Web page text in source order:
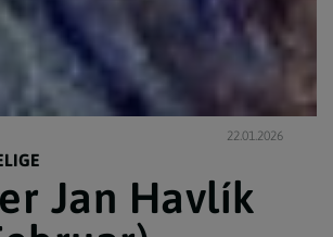
22.01.2026
Jan Havlík